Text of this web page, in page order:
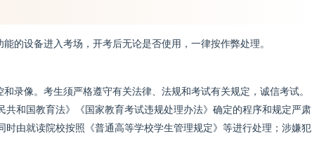
的设备进入考场，开考后无论是否使用，一律按作弊处理。
录像。考生须严格遵守有关法律、法规和考试有关规定，诚信考试。
和国教育法》《国家教育考试违规处理办法》确定的程序和规定严肃
由就读院校按照《普通高等学校学生管理规定》等进行处理；涉嫌犯